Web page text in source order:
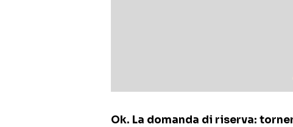
Ok. La domanda di riserva: